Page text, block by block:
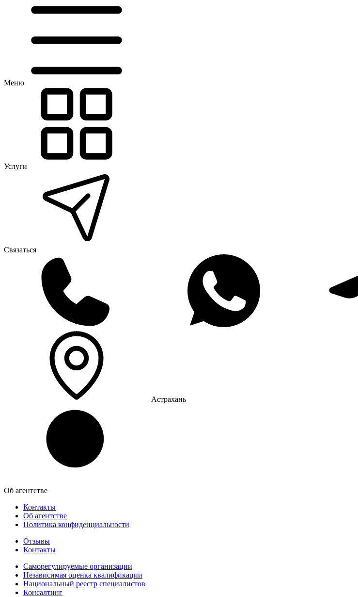
Меню
Услуги
Связаться
Астрахань
Об агентстве
Контакты
Об агентстве
Политика конфиденциальности
Отзывы
Контакты
Саморегулируемые организации
Независимая оценка квалификации
Национальный реестр специалистов
Консалтинг